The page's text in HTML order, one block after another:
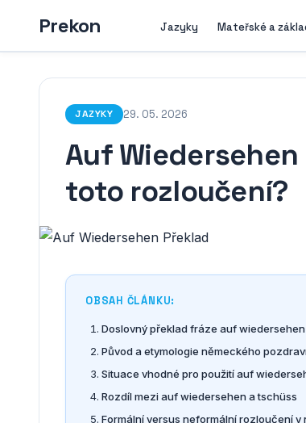
Prekon Jazyky Mateřské a
JAZYKY 29. 05. 2026
Auf
toto rozloučení?
OBSAH ČLÁNKU:
Doslovný překlad fráze auf
Původ a etymologie německého
Situace vhodné pro použití auf
Rozdíl mezi auf wiedersehen a tschüss
Formální versus neformální rozloučení v